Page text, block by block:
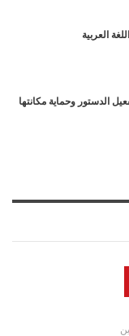
العربية
الدستور وحماية مكانتها